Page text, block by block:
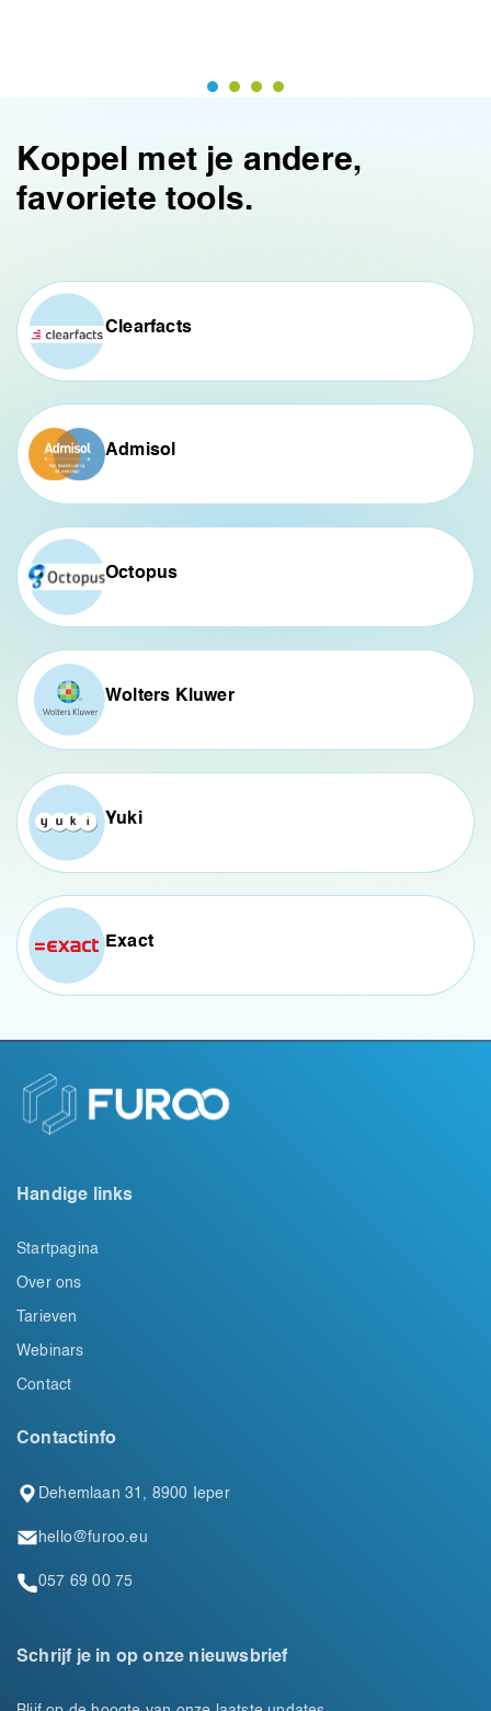
Koppel met je andere,
favoriete tools.
Clearfacts
Admisol
Octopus
Wolters Kluwer
Yuki
Exact
Handige links
Startpagina
Over ons
Tarieven
Webinars
Contact
Contactinfo
Dehemlaan 31, 8900 Ieper
hello@furoo.eu
057 69 00 75
Schrijf je in op onze nieuwsbrief